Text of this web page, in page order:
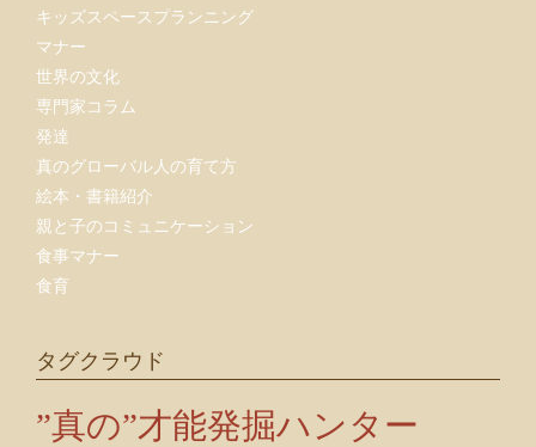
キッズスペースプランニング
マナー
世界の文化
専門家コラム
発達
真のグローバル人の育て方
絵本・書籍紹介
親と子のコミュニケーション
食事マナー
食育
タグクラウド
”真の”才能発掘ハンター